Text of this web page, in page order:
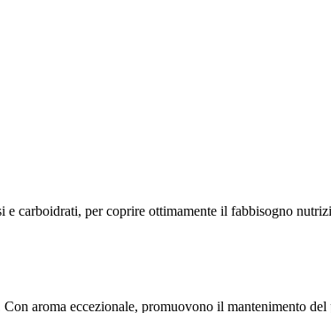
carboidrati, per coprire ottimamente il fabbisogno
aroma eccezionale, promuovono il mantenimento del